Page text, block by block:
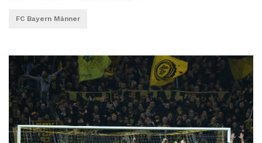
FC Bayern Männer